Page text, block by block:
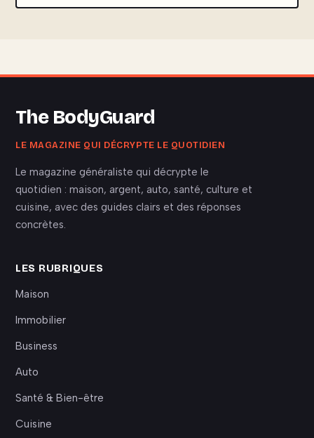
The BodyGuard
LE MAGAZINE QUI DÉCRYPTE LE QUOTIDIEN
Le magazine généraliste qui décrypte le
quotidien : maison, argent, auto, santé, culture et
cuisine, avec des guides clairs et des réponses
concrètes.
LES RUBRIQUES
Maison
Immobilier
Business
Auto
Santé & Bien-être
Cuisine